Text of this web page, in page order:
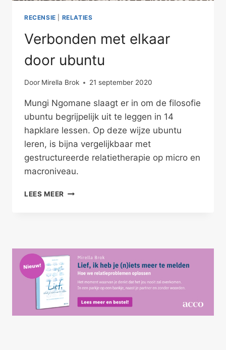
RECENSIE RELATIES
Verbonden met elkaar
door ubuntu
Door Mirella Brok 21 september 2020
Mungi Ngomane slaagt er in om de filosofie
ubuntu begrijpelijk uit te leggen in 14
hapklare lessen. Op deze wijze ubuntu
leren, is bijna vergelijkbaar met
gestructureerde relatietherapie op micro en
macroniveau.
LEES MEER VERBONDEN